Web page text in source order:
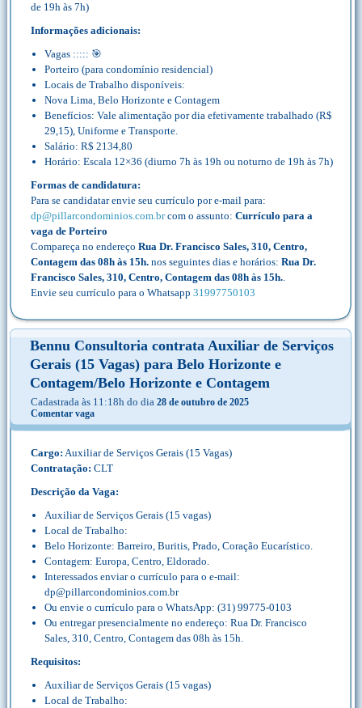
de 19h às 7h)
Informações adicionais:
Vagas ::::: 🎯
Porteiro (para condomínio residencial)
Locais de Trabalho disponíveis:
Nova Lima, Belo Horizonte e Contagem
Benefícios: Vale alimentação por dia efetivamente trabalhado (R$
29,15), Uniforme e Transporte.
Salário: R$ 2134,80
Horário: Escala 12×36 (diurno 7h às 19h ou noturno de 19h às 7h)
Formas de candidatura:
Para se candidatar envie seu currículo por e-mail para:
dp@pillarcondominios.com.brcom o assunto: Currículo para a
vaga de Porteiro
Compareça no endereço Rua Dr. Francisco Sales, 310, Centro,
Contagem das 08h às 15h. nos seguintes dias e horários: Rua Dr.
Francisco Sales, 310, Centro, Contagem das 08h às 15h..
Envie seu currículo para o Whatsapp 31997750103
Bennu Consultoria contrata Auxiliar de Serviços
Gerais (15 Vagas) para Belo Horizonte e
Contagem/Belo Horizonte e Contagem
Cadastrada às 11:18h do dia 28 de outubro de 2025
Comentar vaga
Cargo: Auxiliar de Serviços Gerais (15 Vagas)
Contratação: CLT
Descrição da Vaga:
Auxiliar de Serviços Gerais (15 vagas)
Local de Trabalho:
Belo Horizonte: Barreiro, Buritis, Prado, Coração Eucarístico.
Contagem: Europa, Centro, Eldorado.
Interessados enviar o currículo para o e-mail:
dp@pillarcondominios.com.br
Ou envie o currículo para o WhatsApp: (31) 99775-0103
Ou entregar presencialmente no endereço: Rua Dr. Francisco
Sales, 310, Centro, Contagem das 08h às 15h.
Requisitos:
Auxiliar de Serviços Gerais (15 vagas)
Local de Trabalho: